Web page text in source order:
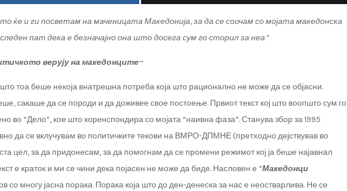
ќеигипосветамнамаченицатаМакедонија,задасесоочамсомојатамакедонска
пат декаебезначајноонаштодосегасумгосторилзанеа”
верујунамакедонците_
тоа беше некоја внатрешна потреба која што рационално не може да се објасни.
сакаше да се породи и да доживее свое постоење. Првиот текст кој што воопшто сум го
во “Дело”, кое што коренспондира со мојата “наивна фаза”. Станува збор за 1995
да се вклучувам во политичките текови на ВМРО-ДПМНЕ (претходно дејствував во
цел, за да придонесам, за да помогнам да се промени режимот кој ја беше најавнал
е краток и ми се чини дека појасен не може да биде. Насловен е “Македонци
со многу јасна порака. Порака која што до ден-денеска за нас е неостварлива. Не се